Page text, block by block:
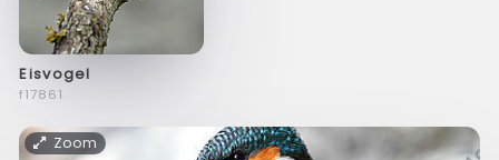
Eisvogel
f17861
Zoom